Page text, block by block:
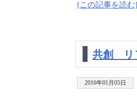
[この記事を読む]
共創 リ
2016年01月05日